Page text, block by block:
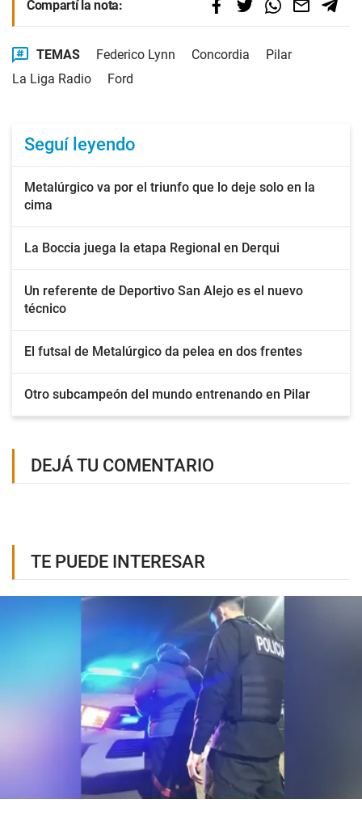
Compartí la nota:
TEMAS Federico Lynn Concordia
Pilar
La Liga Radio
Ford
Seguí leyendo
Metalúrgico va por el triunfo que lo deje solo en la
cima
La Boccia juega la etapa Regional en Derqui
Un referente de Deportivo San Alejo es el nuevo
técnico
El futsal de Metalúrgico da pelea en dos frentes
Otro subcampeón del mundo entrenando en Pilar
DEJÁ TU COMENTARIO
TE PUEDE INTERESAR